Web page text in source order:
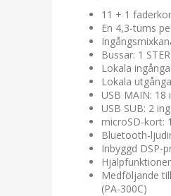
11 + 1
En 4,3-tums
Bussar: 1
Lokala
Lokala
USB MAIN: 18
USB SUB: 2
microSD-kort:
Bluetooth-
Inbyggd DSP-
Medföljande
(PA-300C)